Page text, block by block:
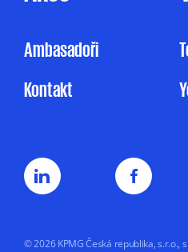
a mohu jej kdykoliv
Souhlas uděluji na dobu
Ambasadoři
Kontakt
© 2026 KPMG Česká republika, s.r.o.,